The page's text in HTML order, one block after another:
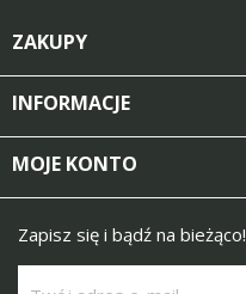
ZAKUPY
INFORMACJE
MOJE KONTO
Zapisz się i bądź na bieżąco!